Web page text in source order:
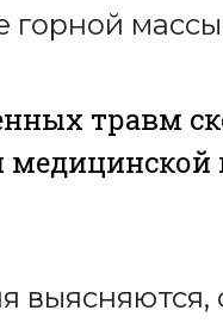
травм
выясняются,